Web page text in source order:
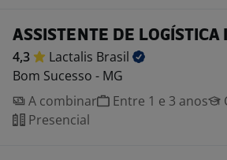
ASSISTENTE DE LOGÍSTICA II
4,3 Lactalis Brasil
Bom Sucesso - MG
A combinar
Entre 1 e 3 anos
Presencial